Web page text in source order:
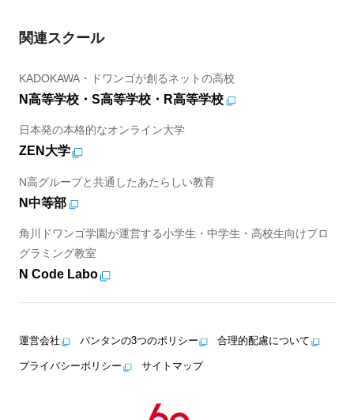
関連スクール
KADOKAWA・ドワンゴが創るネットの高校
N高等学校・S高等学校・R高等学校
日本発の本格的なオンライン大学
ZEN大学
N高グループと共通したあたらしい教育
N中等部
角川ドワンゴ学園が運営する小学生・中学生・高校生向けプロ
グラミング教室
N Code Labo
運営会社 バンタンの3つのポリシー 合理的配慮について
プライバシーポリシー サイトマップ